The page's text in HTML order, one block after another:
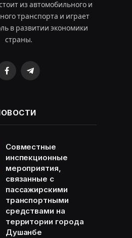
из автомобильного и
транспорта и играет
в развитии экономики
страны.
FacebookTelegram
Совместные
инспекционные
мероприятия,
связанные с
пассажирскими
транспортными
средствами на
территории города
Душанбе